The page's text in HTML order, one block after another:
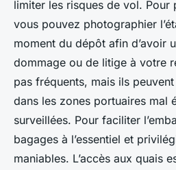
limiter les risques de vol. Pour
vous pouvez photographier
moment du dépôt afin d’avoir
dommage ou de litige à votre
pas fréquents, mais ils
dans les zones portuaires mal
surveillées. Pour faciliter
bagages à l’essentiel et
maniables. L’accès aux quais